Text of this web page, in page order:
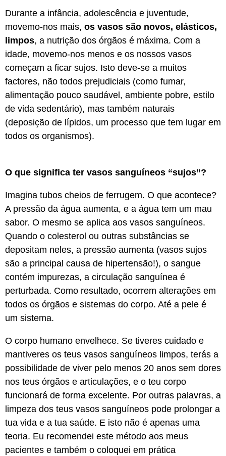
Durante a infância, adolescência e juventude,
movemo-nos mais, os vasos são novos, elásticos,
limpos, a nutrição dos órgãos é máxima. Com a
idade, movemo-nos menos e os nossos vasos
começam a ficar sujos. Isto deve-se a muitos
factores, não todos prejudiciais (como fumar,
alimentação pouco saudável, ambiente pobre, estilo
de vida sedentário), mas também naturais
(deposição de lípidos, um processo que tem lugar em
todos os organismos).
O que significa ter vasos sanguíneos “sujos”?
Imagina tubos cheios de ferrugem. O que acontece?
A pressão da água aumenta, e a água tem um mau
sabor. O mesmo se aplica aos vasos sanguíneos.
Quando o colesterol ou outras substâncias se
depositam neles, a pressão aumenta (vasos sujos
são a principal causa de hipertensão!), o sangue
contém impurezas, a circulação sanguínea é
perturbada. Como resultado, ocorrem alterações em
todos os órgãos e sistemas do corpo. Até a pele é
um sistema.
O corpo humano envelhece. Se tiveres cuidado e
mantiveres os teus vasos sanguíneos limpos, terás a
possibilidade de viver pelo menos 20 anos sem dores
nos teus órgãos e articulações, e o teu corpo
funcionará de forma excelente. Por outras palavras, a
limpeza dos teus vasos sanguíneos pode prolongar a
tua vida e a tua saúde. E isto não é apenas uma
teoria. Eu recomendei este método aos meus
pacientes e também o coloquei em prática